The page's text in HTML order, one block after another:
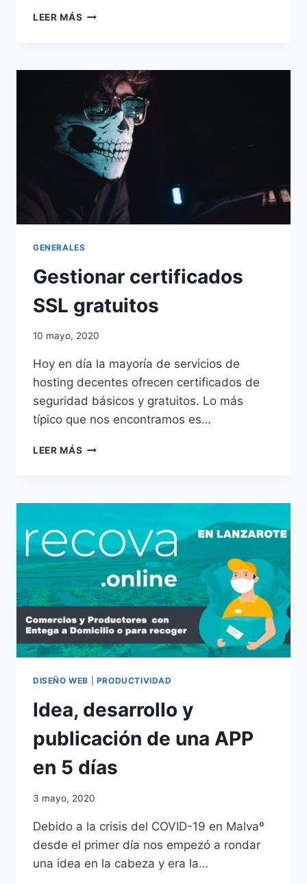
LEER MÁS CREAR
GRATIS
CON
CARRD
GENERALES
Gestionar certificados
SSL gratuitos
10 mayo, 2020
Hoy en día la mayoría de servicios de
hosting decentes ofrecen certificados de
seguridad básicos y gratuitos. Lo más
típico que nos encontramos es…
LEER MÁS GESTIONAR
DISEÑO WEB PRODUCTIVIDAD
Idea, desarrollo y
publicación de una APP
en 5 días
3 mayo, 2020
Debido a la crisis del COVID-19 en Malvaº
desde el primer día nos empezó a rondar
una idea en la cabeza y era la…